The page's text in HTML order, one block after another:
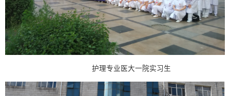
护理专业医大一院实习生